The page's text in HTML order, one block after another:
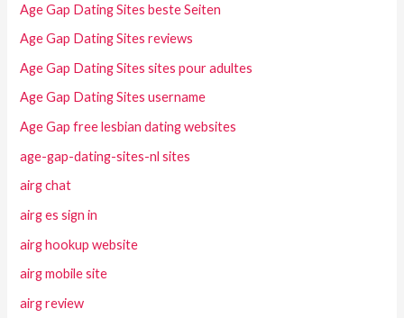
Age Gap Dating Sites beste Seiten
Age Gap Dating Sites reviews
Age Gap Dating Sites sites pour adultes
Age Gap Dating Sites username
Age Gap free lesbian dating websites
age-gap-dating-sites-nl sites
airg chat
airg es sign in
airg hookup website
airg mobile site
airg review